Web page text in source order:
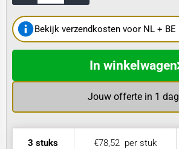
Bekijk verzendkosten voor NL + BE
Jouw offerte in 1 dag
In winkelwagen
3 stuks €78,52per stuk